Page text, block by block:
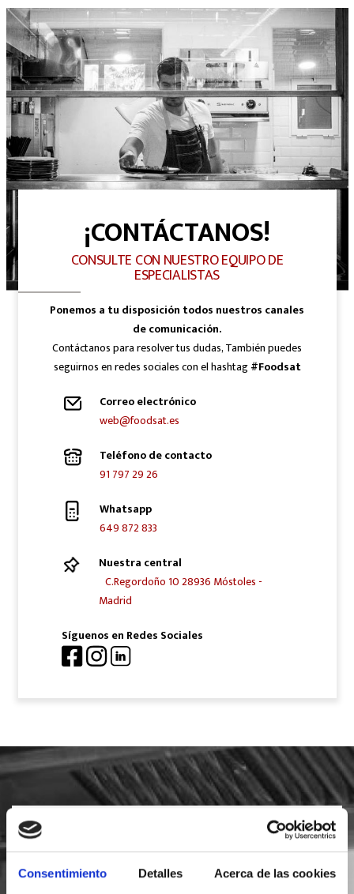
Consentimiento Detalles Acerca de las cookies
¡CONTÁCTANOS!
CONSULTE CON NUESTRO EQUIPO DE
ESPECIALISTAS
Ponemos a tu disposición todos nuestros canales
de comunicación.
Contáctanos para resolver tus dudas, También puedes
seguirnos en redes sociales con el hashtag#Foodsat
Correo electrónico
web@foodsat.es
Teléfono de contacto
91 797 29 26
Whatsapp
649 872 833
Nuestra central
C.Regordoño 10 28936 Móstoles -
Madrid
Síguenos en Redes Sociales
SOLICITA INFORMACIÓN